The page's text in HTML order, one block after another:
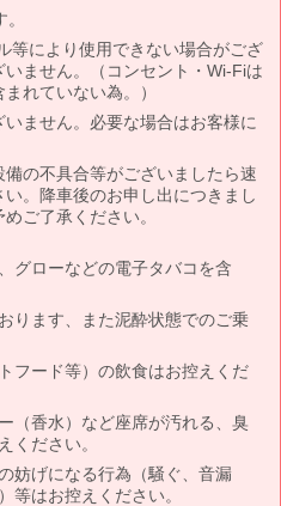
等により使用できない場合がござ
ません。（コンセント・Wi-Fiは
れていない為。）
ません。必要な場合はお客様に
の不具合等がございましたら速
。降車後のお申し出につきまし
ご了承ください。
グローなどの電子タバコを含
ります、また泥酔状態でのご乗
フード等）の飲食はお控えくだ
（香水）など座席が汚れる、臭
ください。
妨げになる行為（騒ぐ、音漏
等はお控えください。